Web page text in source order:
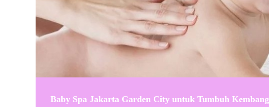
Baby Spa Jakarta Garden City untuk Tumbuh Kembang